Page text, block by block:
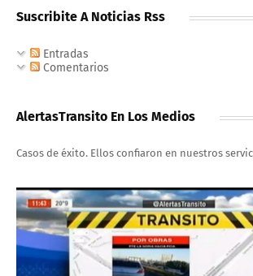
Suscribite A Noticias Rss
Entradas
Comentarios
AlertasTransito En Los Medios
Casos de éxito. Ellos confiaron en nuestros